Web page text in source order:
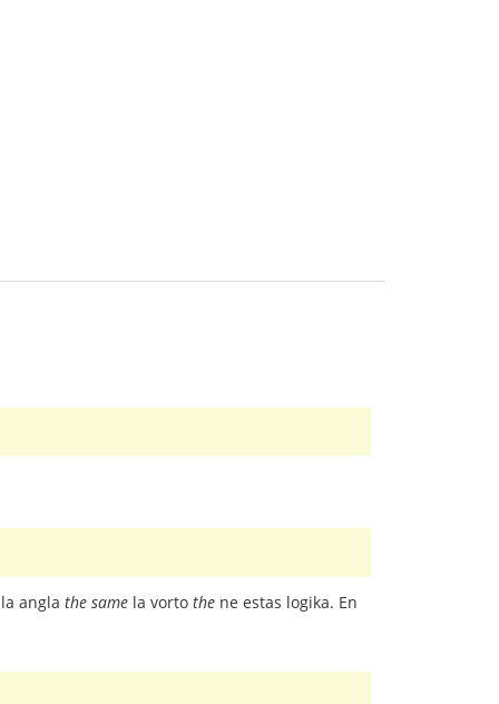
angla the same la vorto the ne estas logika. En